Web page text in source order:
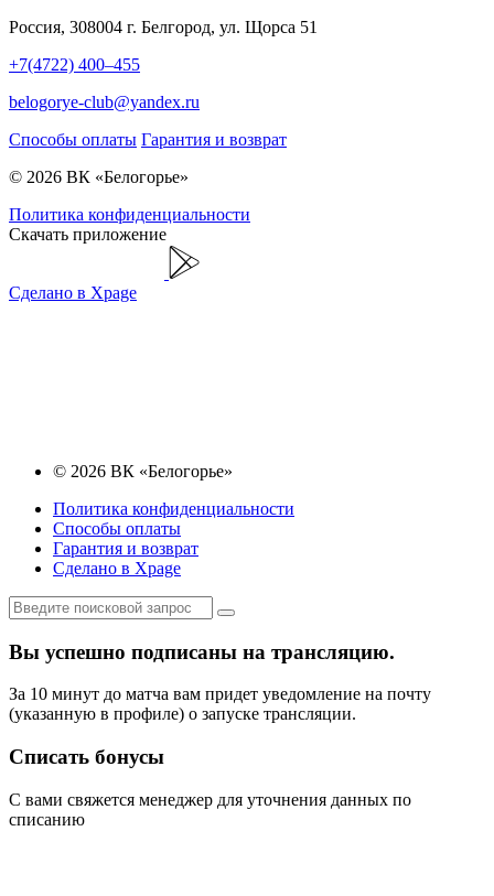
Россия, 308004 г. Белгород, ул. Щорса 51
+7(4722) 400–455
belogorye-club@yandex.ru
Способы оплаты Гарантия и возврат
© 2026 ВК «Белогорье»
Политика конфиденциальности
Скачать приложение
Сделано в Xpage
© 2026 ВК «Белогорье»
Политика конфиденциальности
Способы оплаты
Гарантия и возврат
Сделано в Xpage
Вы успешно подписаны на трансляцию.
За 10 минут до матча вам придет уведомление на почту
(указанную в профиле) о запуске трансляции.
Списать бонусы
С вами свяжется менеджер для уточнения данных по
списанию